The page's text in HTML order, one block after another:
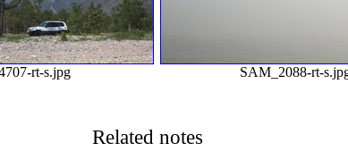
rt-s.jpg SAM_2088-rt-
Related notes